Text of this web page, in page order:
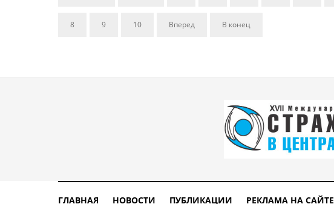
8 9 10 Вперед В конец
ГЛАВНАЯ НОВОСТИ ПУБЛИКАЦИИ РЕКЛАМА НА САЙТЕ